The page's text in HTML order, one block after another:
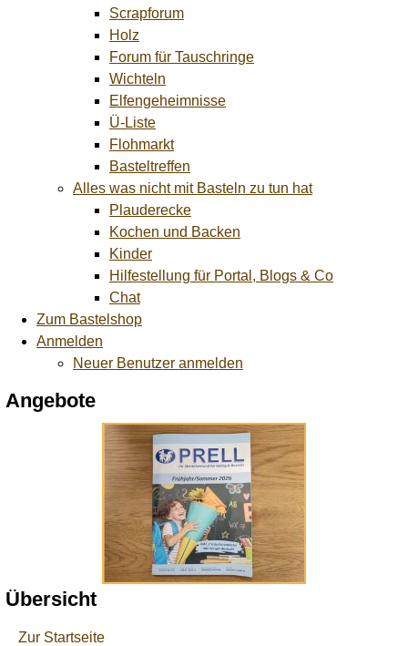
Scrapforum
Holz
Forum für Tauschringe
Wichteln
Elfengeheimnisse
Ü-Liste
Flohmarkt
Basteltreffen
Alles was nicht mit Basteln zu tun hat
Plauderecke
Kochen und Backen
Kinder
Hilfestellung für Portal, Blogs & Co
Chat
Zum Bastelshop
Anmelden
Neuer Benutzer anmelden
Angebote
Übersicht
Zur Startseite